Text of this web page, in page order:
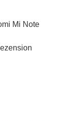
Mi Note